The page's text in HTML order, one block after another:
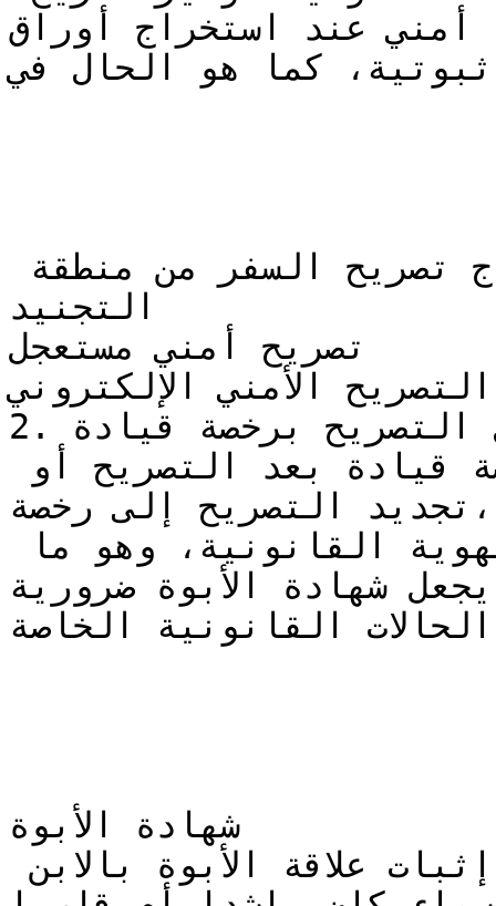
أمني عند استخراج أوراق
ثبوتية، كما هو الحال في:
التجنيد
تصريح أمني مستعجل
التصريح الأمني الإلكتروني
2. استبدال التصريح برخصة قيادة
تجديد التصريح إلى رخصة،
يجعل شهادة الأبوة ضرورية
القانونية الخاصة.
شهادة الأبوة
الغاية من هذه الوثيقة هي إثبات علاقة الأبوة بالابن